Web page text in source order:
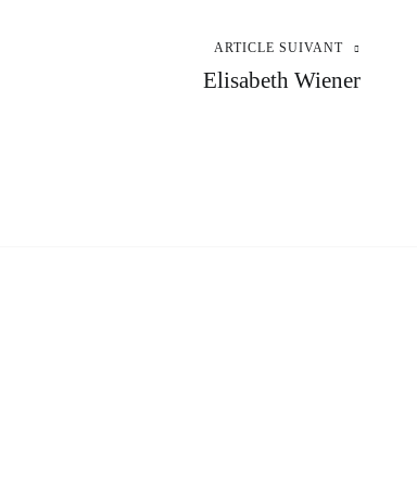
ARTICLE SUIVANT
Elisabeth Wiener